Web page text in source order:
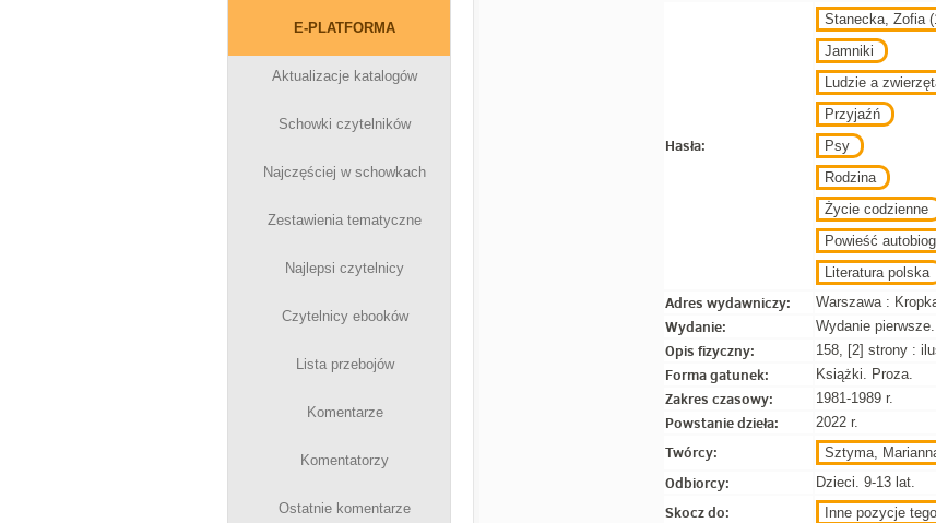
E-PLATFORMA
Aktualizacje katalogów
Schowki czytelników
Najczęściej w schowkach
Zestawienia tematyczne
Najlepsi czytelnicy
Czytelnicy ebooków
Lista przebojów
Komentarze
Komentatorzy
Ostatnie komentarze
Hasła:
Stanecka, Zofia
Jamniki
Ludzie a
Przyjaźń
Psy
Rodzina
Życie codzienne
Powieść
Literatura polska
Adres wydawniczy: Warszawa :
Wydanie: Wydanie pierwsze.
Opis fizyczny: 158, [2] strony :
Forma gatunek: Książki. Proza.
Zakres czasowy: 1981-1989 r.
Powstanie dzieła: 2022 r.
Twórcy: Sztyma,
Odbiorcy: Dzieci. 9-13 lat.
Skocz do: Inne pozycje